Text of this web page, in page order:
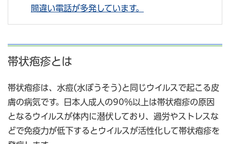
間違い電話が多発しています。
帯状疱疹とは
帯状疱疹は、水痘(水ぼうそう)と同じウイルスで起こる皮
膚の病気です。日本人成人の90％以上は帯状疱疹の原因
となるウイルスが体内に潜伏しており、過労やストレスな
どで免疫力が低下するとウイルスが活性化して帯状疱疹を